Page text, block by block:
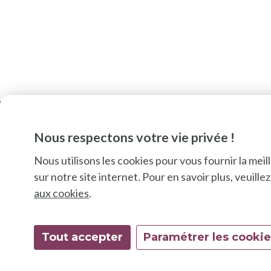
Nous respectons votre vie privée !
Nous utilisons les cookies pour vous fournir la
sur notre site internet. Pour en savoir plus,
aux cookies.
Tout accepter Paramétrer les